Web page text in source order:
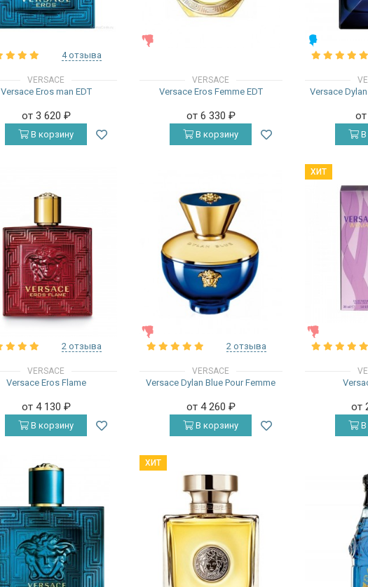
4 отзыва
VERSACE
Versace Eros man EDT
от 3 620 ₽
В корзину
VERSACE
Versace Eros Femme EDT
от 6 330 ₽
В корзину
Versace
В
2 отзыва
VERSACE
Versace Eros Flame
от 4 130 ₽
В корзину
2 отзыва
VERSACE
Versace Dylan Blue Pour Femme
от 4 260 ₽
В корзину
ХИТ
от
В
ХИТ